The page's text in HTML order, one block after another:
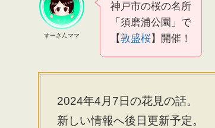
すーさんママ
神戸市の桜の名所
「須磨浦公園」で
【敦盛桜】開催！
2024年4月7日の花見の話。
新しい情報へ後日更新予定。